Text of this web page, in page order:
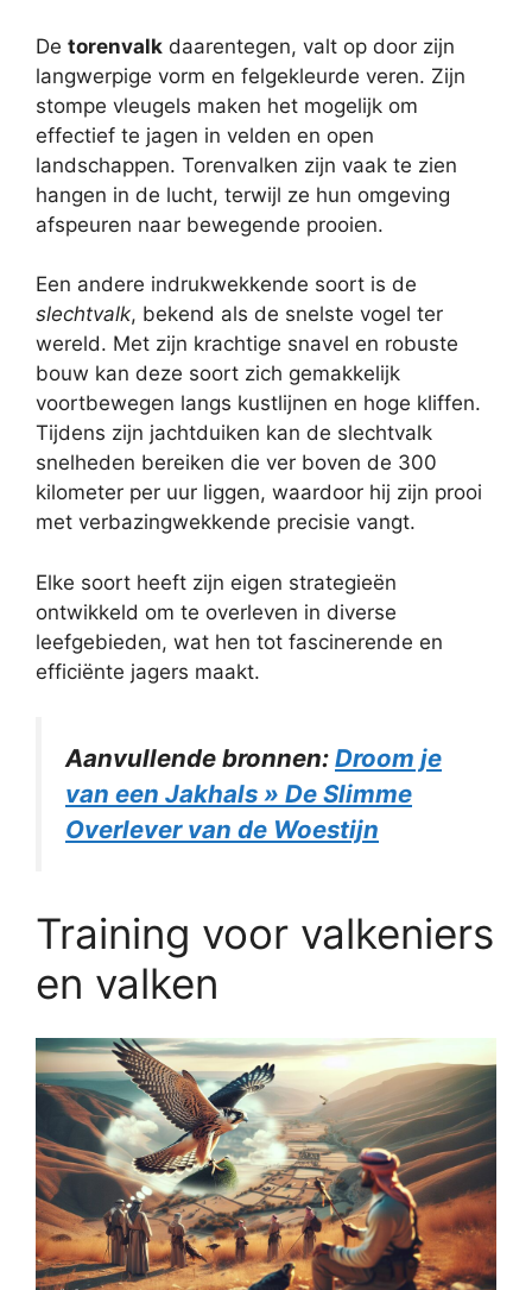
De torenvalk daarentegen, valt op door zijn
langwerpige vorm en felgekleurde veren. Zijn
stompe vleugels maken het mogelijk om
effectief te jagen in velden en open
landschappen. Torenvalken zijn vaak te zien
hangen in de lucht, terwijl ze hun omgeving
afspeuren naar bewegende prooien.
Een andere indrukwekkende soort is de
slechtvalk, bekend als de snelste vogel ter
wereld. Met zijn krachtige snavel en robuste
bouw kan deze soort zich gemakkelijk
voortbewegen langs kustlijnen en hoge kliffen.
Tijdens zijn jachtduiken kan de slechtvalk
snelheden bereiken die ver boven de 300
kilometer per uur liggen, waardoor hij zijn prooi
met verbazingwekkende precisie vangt.
Elke soort heeft zijn eigen strategieën
ontwikkeld om te overleven in diverse
leefgebieden, wat hen tot fascinerende en
efficiënte jagers maakt.
Aanvullende bronnen: Droom je
van een Jakhals » De Slimme
Overlever van de Woestijn
Training voor valkeniers
en valken